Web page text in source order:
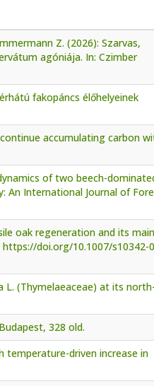
Z. (2026): Szarvas,
agóniája. In: Czimber
fakopáncs élőhelyeinek
accumulating carbon
of two beech-
An International Journal of
oak regeneration and its main
doi.org/10.1007/s10342-
L. (Thymelaeaceae) at its north-
328 old.
temperature-driven increase in